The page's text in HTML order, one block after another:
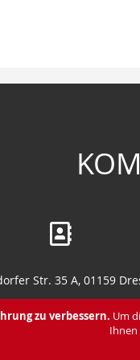
zu verbessern. Um
Ihnen
Str. 35 A, 01159
Str. 130, 01127